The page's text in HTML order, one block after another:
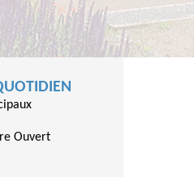
Ouvert